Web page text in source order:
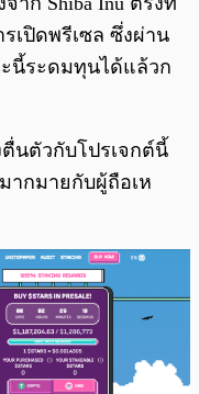
เปิดพรีเซล ซึ่งผ่าน
นี้ระดมทุนได้แล้วก
นตัวกับโปรเจกต์นี้
ากมายกับผู้ถือเห